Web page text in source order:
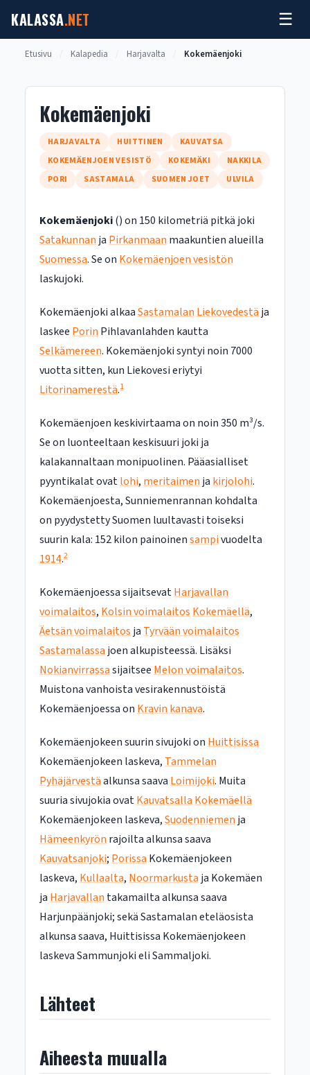
sisältöön
KALASSA.NET ☰
Etusivu Kalapedia Harjavalta Kokemäenjoki
Kokemäenjoki
HARJAVALTA HUITTINEN
KAUVATSA
KOKEMÄENJOEN VESISTÖ
KOKEMÄKI
NAKKILA
PORI
SASTAMALA SUOMEN JOET ULVILA
Kokemäenjoki() on 150 kilometriä pitkä joki
Satakunnan ja Pirkanmaan maakuntien alueilla
Suomessa. Se on Kokemäenjoen vesistön
laskujoki.
Kokemäenjoki alkaaSastamalan Liekovedestä ja
laskee Porin Pihlavanlahden kautta
Selkämereen. Kokemäenjoki syntyi noin 7000
vuotta sitten, kun Liekovesi eriytyi
Litorinamerestä.1
Kokemäenjoen keskivirtaama on noin 350 m³/s.
Se on luonteeltaan keskisuuri joki ja
kalakannaltaan monipuolinen. Pääasialliset
pyyntikalat ovatlohi, meritaimen ja kirjolohi.
Kokemäenjoesta, Sunniemenrannan kohdalta
on pyydystetty Suomen luultavasti toiseksi
suurin kala: 152 kilon painoinensampivuodelta
1914.2
Kokemäenjoessa sijaitsevatHarjavallan
voimalaitos, Kolsin voimalaitos Kokemäellä,
Äetsän voimalaitos ja Tyrvään voimalaitos
Sastamalassa joen alkupisteessä. Lisäksi
Nokianvirrassasijaitsee Melon voimalaitos.
Muistona vanhoista vesirakennustöistä
Kokemäenjoessa on Kravin kanava.
Kokemäenjokeen suurin sivujoki on Huittisissa
Kokemäenjokeen laskeva, Tammelan
Pyhäjärvestäalkunsa saava Loimijoki. Muita
suuria sivujokia ovatKauvatsalla Kokemäellä
Kokemäenjokeen laskeva,Suodenniemen ja
Hämeenkyrön rajoilta alkunsa saava
Kauvatsanjoki; Porissa Kokemäenjokeen
laskeva, Kullaalta, Noormarkusta ja Kokemäen
ja Harjavallan takamailta alkunsa saava
Harjunpäänjoki; sekä Sastamalan eteläosista
alkunsa saava, Huittisissa Kokemäenjokeen
laskeva Sammunjoki eli Sammaljoki.
Lähteet
Aiheesta muualla